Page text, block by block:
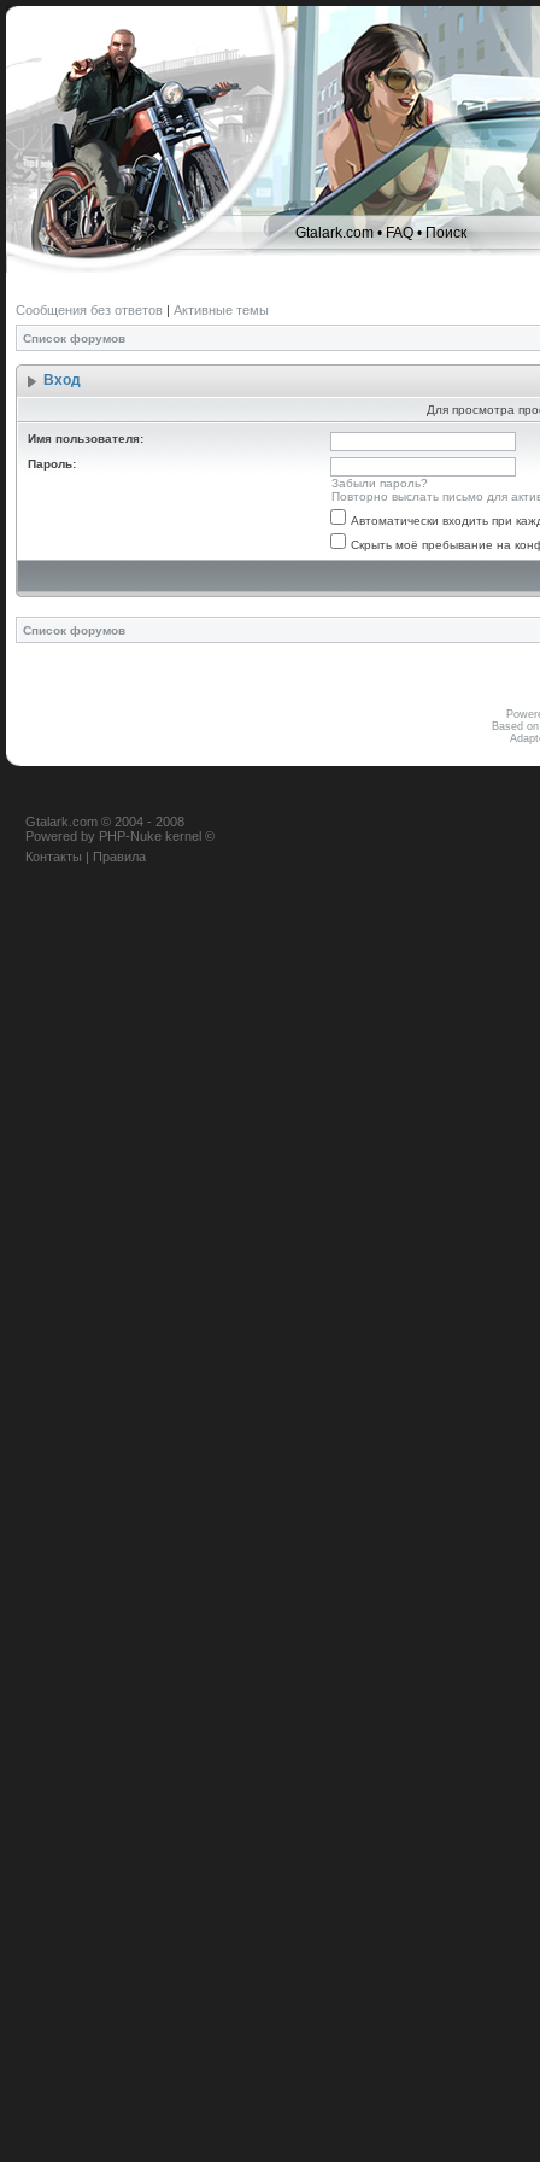
Gtalark.com •FAQ•Поиск
Сообщения без ответов | Активные темы
Список форумов
Вход
Для просмотра
Имя пользователя:
Пароль:
Забыли пароль?
Повторно выслать письмо для
Автоматически входить при
Скрыть моё пребывание на
Список форумов
Based
Gtalark.com © 2004 - 2008
Powered by PHP-Nuke kernel ©
Контакты | Правила